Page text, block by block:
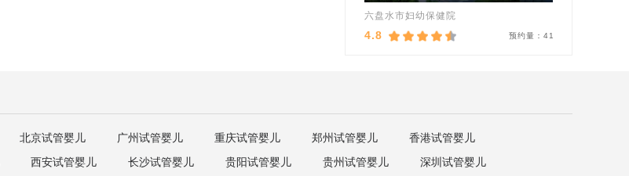
六盘水市妇幼保健院
4.8 预约量：41
北京试管婴儿 广州试管婴儿 重庆试管婴儿 郑州试管婴儿
香港试管婴儿
西安试管婴儿 长沙试管婴儿 贵阳试管婴儿 贵州试管婴儿
深圳试管婴儿